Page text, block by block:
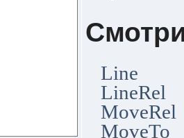
Line
LineRel
MoveRel
MoveTo